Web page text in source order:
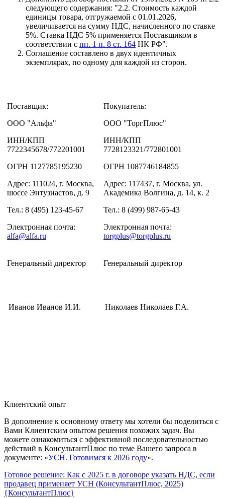
следующего содержания: "2.2. Стоимость каждой
единицы товара, отгружаемой с 01.01.2026,
увеличивается на сумму НДС, начисленного по ставке
5%. Ставка НДС 5% применяется Поставщиком в
соответствии с пп. 1 п. 8 ст. 164 НК РФ".
Соглашение составлено в двух идентичных
экземплярах, по одному для каждой из сторон.
Поставщик:
ООО "Альфа"
ИНН/КПП
7722345678/772201001
ОГРН 1127785195230
Адрес: 111024, г. Москва,
шоссе Энтузиастов, д. 9
Тел.: 8 (495) 123-45-67
Электронная почта:
alfa@alfa.ru
Покупатель:
ООО "ТоргПлюс"
ИНН/КПП
7728123321/772801001
ОГРН 1087746184855
Адрес: 117437, г. Москва, ул.
Академика Волгина, д. 14, к. 2
Тел.: 8 (499) 987-65-43
Электронная почта:
torgplus@torgplus.ru
Генеральный директор
Иванов Иванов И.И.
Генеральный директор
Николаев Николаев Г.А.
Клиентский опыт
В дополнение к основному ответу мы хотели бы поделиться с
Вами Клиентским опытом решения похожих задач. Вы
можете ознакомиться с эффективной последовательностью
действий в КонсультантПлюс по теме Вашего запроса в
документе: «УСН. Готовимся к 2026 году».
Готовое решение: Как с 2025 г. в договоре указать НДС, если
продавец применяет УСН (КонсультантПлюс, 2025)
{КонсультантПлюс}